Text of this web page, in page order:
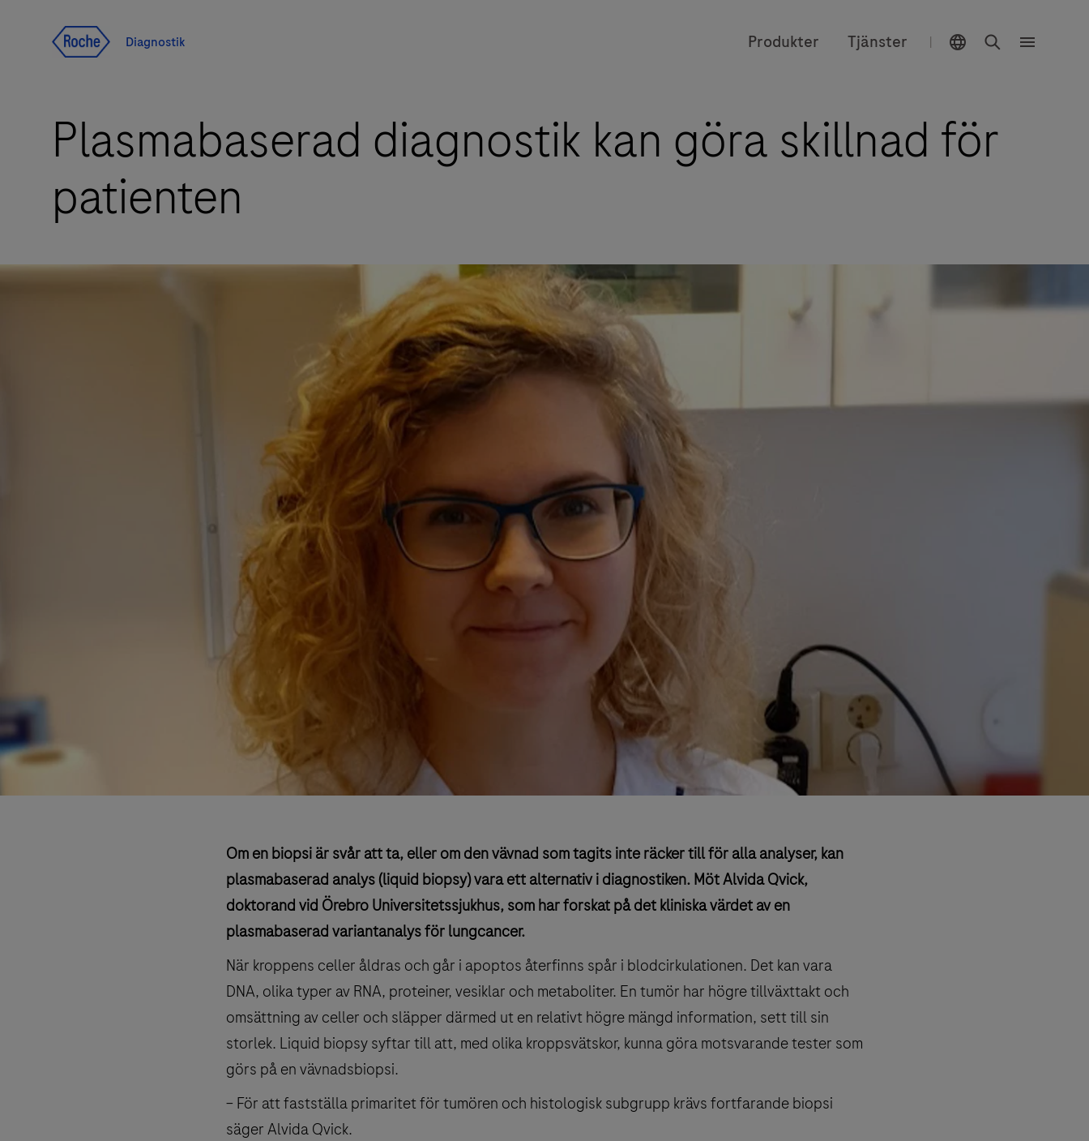
Diagnostik Produkter Tjänster | Välj plats
Plasmabaserad diagnostik kan göra skillnad för
patienten
Om en biopsi är svår att ta, eller om den vävnad som tagits inte räcker till för alla analyser, kan
plasmabaserad analys (liquid biopsy) vara ett alternativ i diagnostiken. Möt Alvida Qvick,
doktorand vid Örebro Universitetssjukhus, som har forskat på det kliniska värdet av en
plasmabaserad variantanalys för lungcancer.
När kroppens celler åldras och går i apoptos återfinns spår i blodcirkulationen. Det kan vara
DNA, olika typer av RNA, proteiner, vesiklar och metaboliter. En tumör har högre tillväxttakt och
omsättning av celler och släpper därmed ut en relativt högre mängd information, sett till sin
storlek. Liquid biopsy syftar till att, med olika kroppsvätskor, kunna göra motsvarande tester som
görs på en vävnadsbiopsi.
– För att fastställa primaritet för tumören och histologisk subgrupp krävs fortfarande biopsi
säger Alvida Qvick.